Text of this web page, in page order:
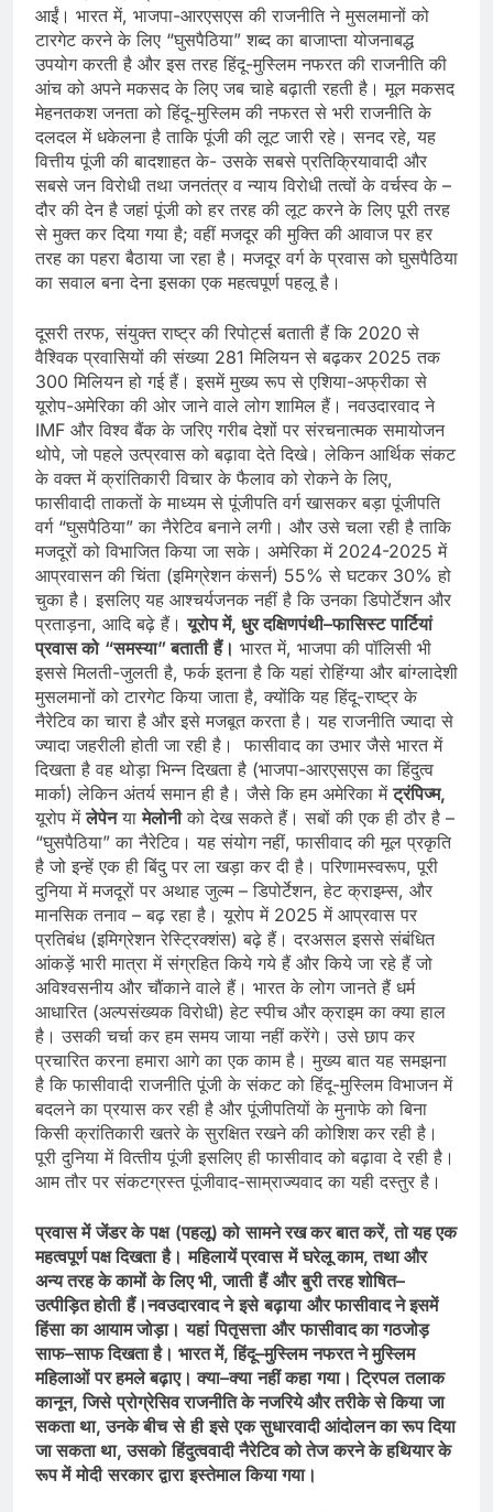
आईं। भारत में, भाजपा-आरएसएस की राजनीति ने मुसलमानों को
टारगेट करने के लिए “घुसपैठिया” शब्द का बाजाप्ता योजनाबद्ध
उपयोग करती है और इस तरह हिंदू-मुस्लिम नफरत की राजनीति की
आंच को अपने मकसद के लिए जब चाहे बढ़ाती रहती है। मूल मकसद
मेहनतकश जनता को हिंदू-मुस्लिम की नफरत से भरी राजनीति के
दलदल में धकेलना है ताकि पूंजी की लूट जारी रहे। सनद रहे, यह
वित्तीय पूंजी की बादशाहत के- उसके सबसे प्रतिक्रियावादी और
सबसे जन विरोधी तथा जनतंत्र व न्याय विरोधी तत्वों के वर्चस्व के –
दौर की देन है जहां पूंजी को हर तरह की लूट करने के लिए पूरी तरह
से मुक्त कर दिया गया है; वहीं मजदूर की मुक्ति की आवाज पर हर
तरह का पहरा बैठाया जा रहा है। मजदूर वर्ग के प्रवास को घुसपैठि‍या
का सवाल बना देना इसका एक महत्वपूर्ण पहलू है।
दूसरी तरफ, संयुक्त राष्ट्र की रिपोर्ट्स बताती हैं कि 2020 से
वैश्विक प्रवासि‍यों की संख्‍या 281 मिलियन से बढ़कर 2025 तक
300 मिलियन हो गई हैं। इसमें मुख्‍य रूप से एशिया-अफ्रीका से
यूरोप-अमेरिका की ओर जाने वाले लोग शामिल हैं। नवउदारवाद ने
IMF और विश्व बैंक के जरिए गरीब देशों पर संरचनात्मक समायोजन
थोपे, जो पहले उत्‍प्रवास को बढ़ावा देते दिखे। लेकिन आर्थिक संकट
के वक्त में क्रांतिकारी विचार के फैलाव को रोकने के लिए,
फासीवादी ताकतों के माध्यम से पूंजीपति वर्ग खासकर बड़ा पूंजीपति
वर्ग “घुसपैठिया” का नैरेटिव बनाने लगी। और उसे चला रही है ताकि
मजदूरों को विभाजित किया जा सके। अमेरिका में 2024-2025 में
आप्रवासन की चिंता (इमिग्रेशन कंसर्न) 55% से घटकर 30% हो
चुका है। इसलिए यह आश्‍चर्यजनक नहीं है कि उनका डिपोर्टेशन और
प्रताड़ना, आदि बढ़े हैं।यूरोपमें, धुरदक्षिणपंथी–फासिस्‍ट पार्टियां
प्रवासको “समस्या”बताती हैं। भारत में, भाजपा की पॉलिसी भी
इससे मिलती-जुलती है, फर्क इतना है कि यहां रोहिंग्या और बांग्लादेशी
मुसलमानों को टारगेट किया जाता है, क्‍योंकि यह हिंदू-राष्ट्र के
नैरेटिव का चारा है और इसे मजबूत करता है। यह राजनीति ज्यादा से
ज्यादा जहरीली होती जा रही है। फासीवाद का उभार जैसे भारत में
दिखता है वह थोड़ा भिन्‍न दिखता है (भाजपा-आरएसएस का हिंदुत्व
मार्का) लेकिन अंतर्य समान ही है। जैसे कि हम अमेरिका मेंट्रंपिज्म,
यूरोप मेंलेपेनयामेलोनीको देख सकते हैं। सबों की एक ही ठौर है –
“घुसपैठिया” का नैरेटिव। यह संयोग नहीं, फासीवाद की मूल प्रकृति
है जो इन्‍हें एक ही बिंदु पर ला खड़ा कर दी है। परिणामस्वरूप, पूरी
दुनिया में मजदूरों पर अथाह जुल्म – डिपोर्टेशन, हेट क्राइम्स, और
मानसिक तनाव – बढ़ रहा है। यूरोप में 2025 में आप्रवास पर
प्रतिबंध (इमिग्रेशन रेस्ट्रिक्शंस) बढ़े हैं। दरअसल इससे संबंधित
आंकड़ें भारी मात्रा में संग्रहित किये गये हैं और किये जा रहे हैं जो
अविश्‍वसनीय और चौंकाने वाले हैं। भारत के लोग जानते हैं धर्म
आधारित (अल्‍पसंख्‍यक विरोधी) हेट स्‍पीच और क्राइम का क्‍या हाल
है। उसकी चर्चा कर हम समय जाया नहीं करेंगे। उसे छाप कर
प्रचारित करना हमारा आगे का एक काम है। मुख्‍य बात यह समझना
है कि फासीवादी राजनीति पूंजी के संकट को हिंदू-मुस्लिम विभाजन में
बदलने का प्रयास कर रही है और पूंजीपतियों के मुनाफे को बिना
किसी क्रांतिकारी खतरे के सुरक्षित रखने की कोशिश कर रही है।
पूरी दुनिया में वित्‍तीय पूंजी इसलिए ही फासीवाद को बढ़ावा दे रही है।
आम तौर पर संकटग्रस्‍त पूंजीवाद-साम्राज्‍यवाद का यही दस्तुर है।
प्रवासमें जेंडरके पक्ष (पहलू)को सामनेरख करबातकरें,तोयहएक
महत्वपूर्णपक्षदिखता है। महिलायेंप्रवास में घरेलूकाम,तथाऔर
अन्यतरहकेकामों केलिएभी,जाती हैं और बुरीतरहशोषित–
उत्‍पीड़ि‍तहोती हैं।नवउदारवादने इसे बढ़ाया औरफासीवादनेइसमें
हिंसा का आयामजोड़ा। यहां पितृसत्ता और फासीवादकागठजोड़
साफ–साफदिखताहै। भारतमें,हिंदू–मुस्लिम नफरतनेमुस्लिम
महिलाओं परहमलेबढ़ाए।क्‍या–क्‍या नहींकहा गया।ट्रिपल तलाक
कानून,जिसे प्रोग्रेसिवराजनीतिकेनजरियेऔरतरीकेसेकिया जा
सकताथा,उनकेबीच से ही इसे एकसुधारवादीआंदोलनकारूपदिया
जासकताथा,उसको हिंदुत्ववादीनैरेटिवकोतेज करनेकेहथियारके
रूपमें मोदी सरकार द्वारा इस्तेमालकियागया।